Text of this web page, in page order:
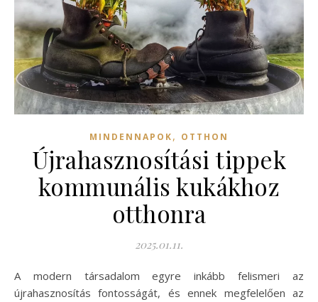
MINDENNAPOK, OTTHON
Újrahasznosítási tippek
kommunális kukákhoz
otthonra
2025.01.11.
A modern társadalom egyre inkább felismeri az
újrahasznosítás fontosságát, és ennek megfelelően az